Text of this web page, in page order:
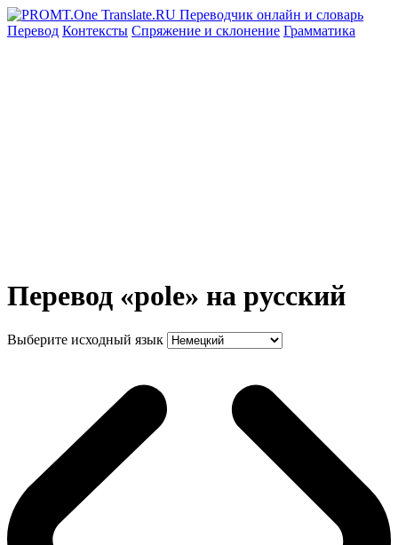
Перевод Контексты Спряжение и склонение Грамматика
Перевод «pole» на русский
Выберите исходный язык